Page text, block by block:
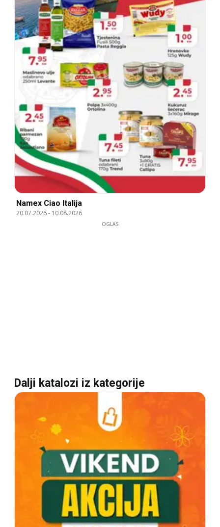
Namex Ciao Italija
20.07.2026- 10.08.2026
OGLAS
Dalji katalozi iz kategorije